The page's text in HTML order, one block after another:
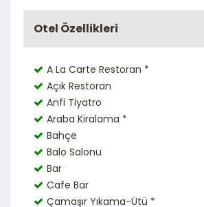
Otel Özellikleri
A La Carte Restoran *
Açık Restoran
Anfi Tiyatro
Araba Kiralama *
Bahçe
Balo Salonu
Bar
Cafe Bar
Çamaşır Yıkama-Ütü *